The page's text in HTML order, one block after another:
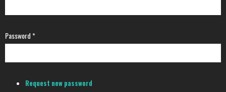
Password*
Request new password